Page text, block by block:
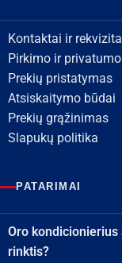
Kontaktai ir
Pirkimo ir
Prekių pristatymas
Atsiskaitymo būdai
Prekių grąžinimas
Slapukų politika
PATARIMAI
Oro
rinktis?